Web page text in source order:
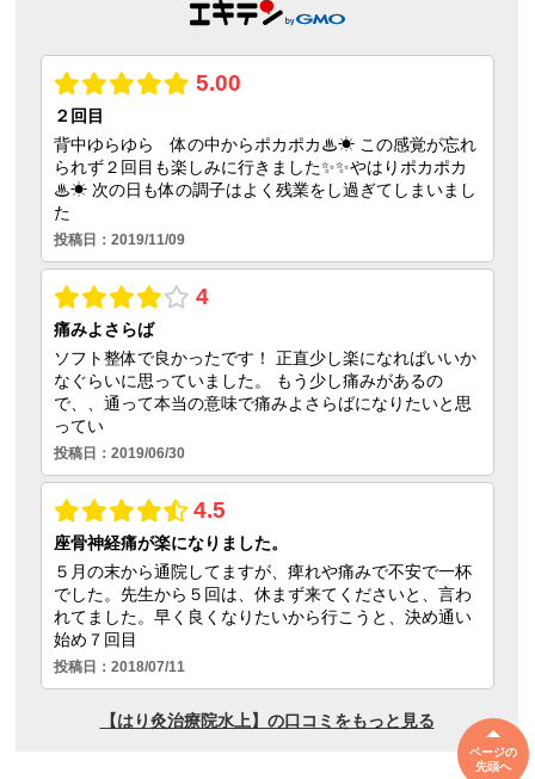
ページの
先頭へ